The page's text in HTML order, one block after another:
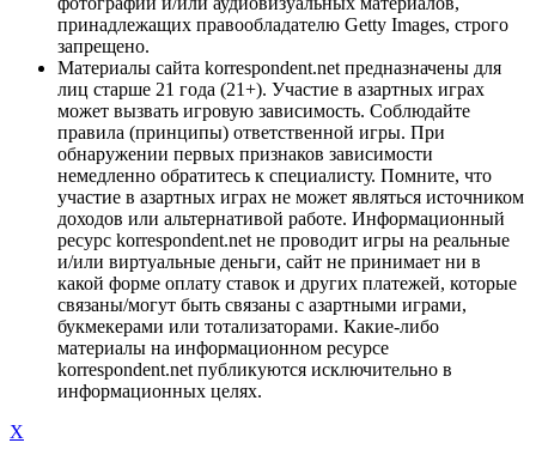
принадлежащих правообладателю Getty Images, строго
запрещено.
Материалы сайта korrespondent.net предназначены для
лиц старше 21 года (21+). Участие в азартных играх
может вызвать игровую зависимость. Соблюдайте
правила (принципы) ответственной игры. При
обнаружении первых признаков зависимости
немедленно обратитесь к специалисту. Помните, что
участие в азартных играх не может являться источником
доходов или альтернативой работе. Информационный
ресурс korrespondent.net не проводит игры на реальные
и/или виртуальные деньги, сайт не принимает ни в
какой форме оплату ставок и других платежей, которые
связаны/могут быть связаны с азартными играми,
букмекерами или тотализаторами. Какие-либо
материалы на информационном ресурсе
korrespondent.net публикуются исключительно в
информационных целях.
X